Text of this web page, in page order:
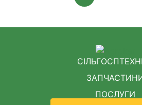
ПОСЛУГИ